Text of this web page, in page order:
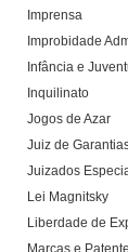
Imprensa
Improbidade
Infância e
Inquilinato
Jogos de Azar
Juiz de
Juizados
Lei Magnitsky
Liberdade de